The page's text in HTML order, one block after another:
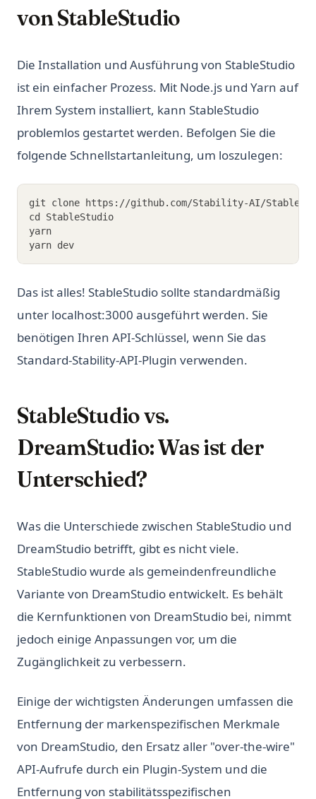
von StableStudio
Die Installation und Ausführung von StableStudio
ist ein einfacher Prozess. Mit Node.js und Yarn auf
Ihrem System installiert, kann StableStudio
problemlos gestartet werden. Befolgen Sie die
folgende Schnellstartanleitung, um loszulegen:
git clone https://github.com/Stability-AI/
cd StableStudio
yarn
yarn dev
Das ist alles! StableStudio sollte standardmäßig
unter localhost:3000 ausgeführt werden. Sie
benötigen Ihren API-Schlüssel, wenn Sie das
Standard-Stability-API-Plugin verwenden.
StableStudio vs.
DreamStudio: Was ist der
Unterschied?
Was die Unterschiede zwischen StableStudio und
DreamStudio betrifft, gibt es nicht viele.
StableStudio wurde als gemeindenfreundliche
Variante von DreamStudio entwickelt. Es behält
die Kernfunktionen von DreamStudio bei, nimmt
jedoch einige Anpassungen vor, um die
Zugänglichkeit zu verbessern.
Einige der wichtigsten Änderungen umfassen die
Entfernung der markenspezifischen Merkmale
von DreamStudio, den Ersatz aller "over-the-wire"
API-Aufrufe durch ein Plugin-System und die
Entfernung von stabilitätsspezifischen